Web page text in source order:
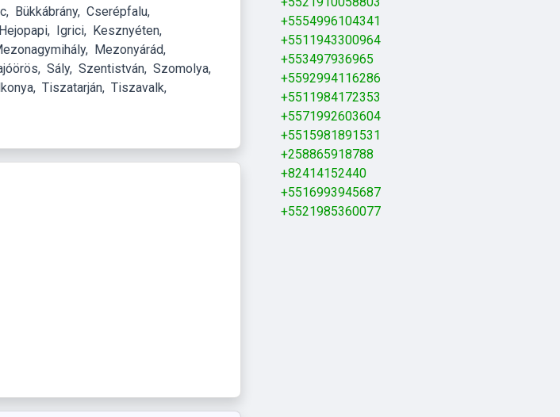
Bükkábrány Cserépfalu
Hejopapi Igrici
Kesznyéten
Mezonyárád
Sály Szentistván Szomolya
Tiszatarján Tiszavalk
+5554996104341
+5511943300964
+553497936965
+5592994116286
+5511984172353
+5571992603604
+5515981891531
+258865918788
+82414152440
+5516993945687
+5521985360077